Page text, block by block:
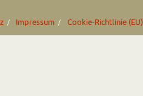
Impressum Cookie-Richtlinie (EU)